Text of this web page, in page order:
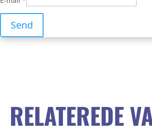
RELATEREDE